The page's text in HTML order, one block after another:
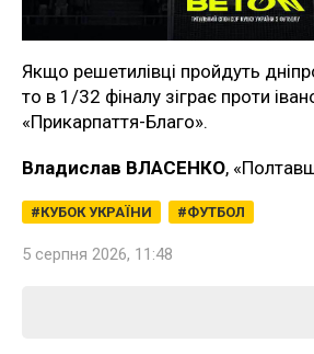
Якщо решетилівці пройдуть
то в 1/32 фіналу зіграє проти
«Прикарпаття-Благо».
Владислав ВЛАСЕНКО,
КУБОК УКРАЇНИ ФУТБОЛ
5 серпня 2026, 11:48